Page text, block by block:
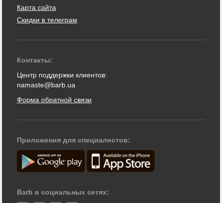
Карта сайта
Скидки в телеграм
Контакты:
Центр поддержки клиентов:
namaste@barb.ua
Форма обратной связи
Приложения для специалистов:
Barb в социальных сетях: